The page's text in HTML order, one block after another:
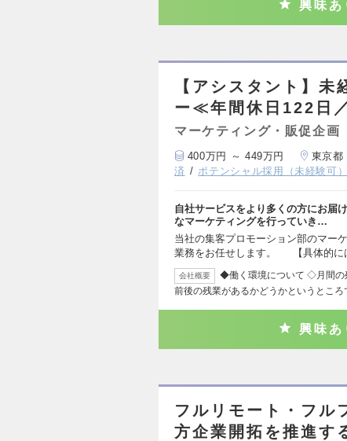
興味あ
【アシスタント】
ー≪年間休日122日
マーケティング・販促企画
400万円 ～ 449万円 東京都
済
ポテンシャル採用（未経験可）
自社サービスをより多くの方にお
なマーケティングを行っていき…
当社の集客プロモーション部のマー
業務をお任せします。 【具体的に
会社概要
◆働く環境について ◇月間
前後の残業があるかどうかというとこ
興味あ
フルリモート・フ
方企業開拓を推進す